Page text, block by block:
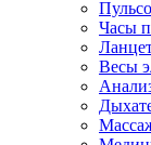
Часы
Весы